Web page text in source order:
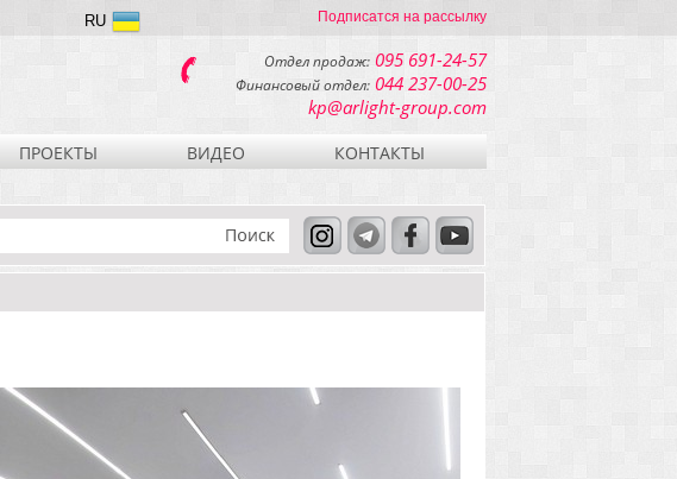
Подписатся на рассылку
RU
Отдел продаж: 095 691-24-57
Финансовый отдел: 044 237-00-25
kp@arlight-group.com
ПРОЕКТЫ ВИДЕО КОНТАКТЫ